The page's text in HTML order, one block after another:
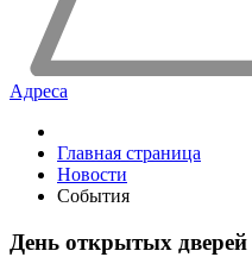
Адреса
Главная страница
Новости
События
День открытых дверей